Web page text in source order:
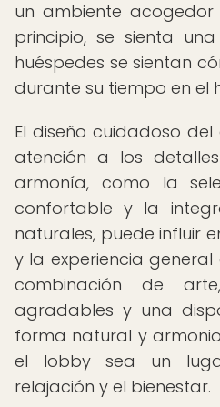
un ambiente
principio, se sienta
huéspedes se sientan
durante su tiempo en el
El diseño cuidadoso
atención a los
armonía, como la
confortable y la
naturales, puede influir
y la experiencia general
combinación de
agradables y una
forma natural y
el lobby sea un
relajación y el bienestar.